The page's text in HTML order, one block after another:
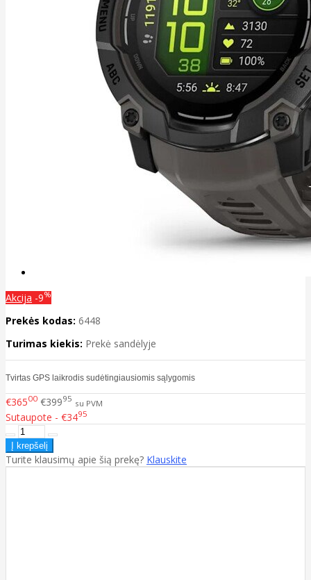
Akcija -9%
Prekės kodas: 6448
Turimas kiekis: Prekė sandėlyje
Tvirtas GPS laikrodis sudėtingiausiomis sąlygomis
€36500 €39995 su PVM
Sutaupote - €3495
Turite klausimų apie šią prekę? Klauskite